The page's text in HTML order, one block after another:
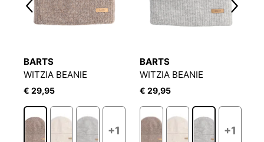
BARTS
WITZIA BEANIE
€ 29,95
+1
BARTS
WITZIA BEANIE
€ 29,95
+1